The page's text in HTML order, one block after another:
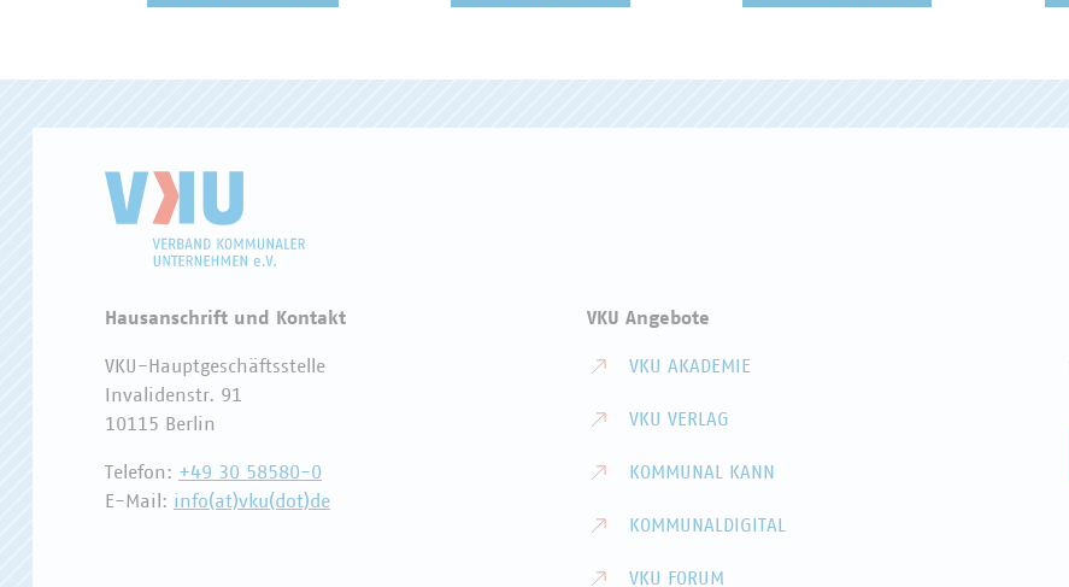
Hausanschrift und Kontakt
VKU-Hauptgeschäftsstelle
Invalidenstr. 91
10115 Berlin
Telefon: +49 30 58580-0
E-Mail: info(at)vku(dot)de
VKU Angebote
VKU AKADEMIE
VKU VERLAG
KOMMUNAL KANN
KOMMUNALDIGITAL
VKU FORUM